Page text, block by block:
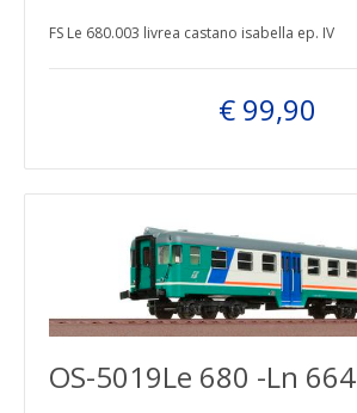
FS Le 680.003 livrea castano isabella ep. IV
€ 99,90
OS-5019Le 680 -Ln 664